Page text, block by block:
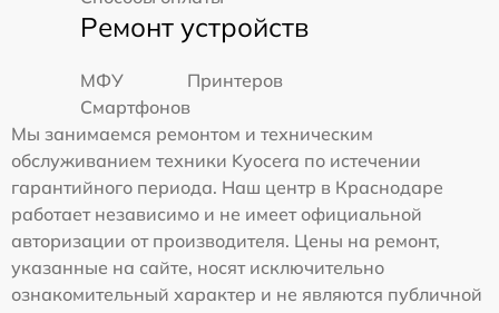
Ремонт устройств
МФУ
Принтеров
Смартфонов
Мы занимаемся ремонтом и техническим
обслуживанием техники Kyocera по истечении
гарантийного периода. Наш центр в Краснодаре
работает независимо и не имеет официальной
авторизации от производителя. Цены на ремонт,
указанные на сайте, носят исключительно
ознакомительный характер и не являются публичной